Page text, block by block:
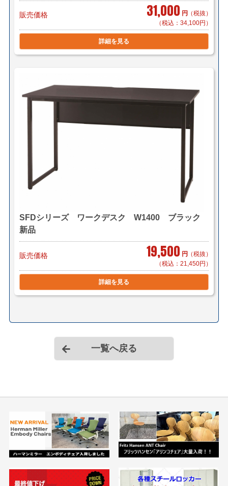
販売価格 31,000 円 （税抜）
（税込：34,100円）
詳細を見る
SFDシリーズ ワークデスク W1400 ブラック
新品
販売価格 19,500 円 （税抜）
（税込：21,450円）
詳細を見る
一覧へ戻る